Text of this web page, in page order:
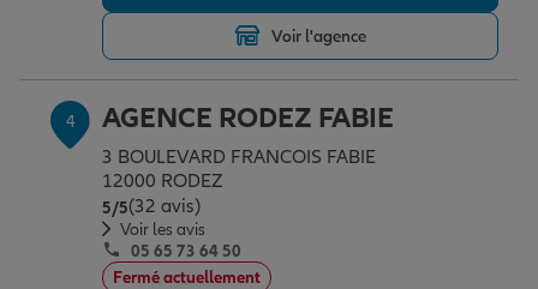
Retraite
Tous nos devis d'assurance
Voir l'agence
4 AGENCE RODEZ FABIE
3 BOULEVARD FRANCOIS FABIE
12000 RODEZ
5/5Note de 5 sur 5
(32 avis)
Voir les avis
05 65 73 64 50
Fermé actuellement